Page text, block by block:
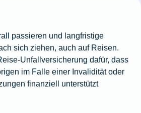
passieren und langfristige
sich ziehen, auch auf Reisen.
Unfallversicherung dafür, dass
im Falle einer Invalidität oder
finanziell unterstützt